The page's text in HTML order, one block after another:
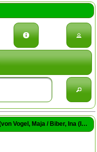
Die drei !!!, Das Schokoladen-Geheimnis (von Vogel, Maja / Biber, Ina (Illustr.) / Misselwitz, Franziska (Illustr.))